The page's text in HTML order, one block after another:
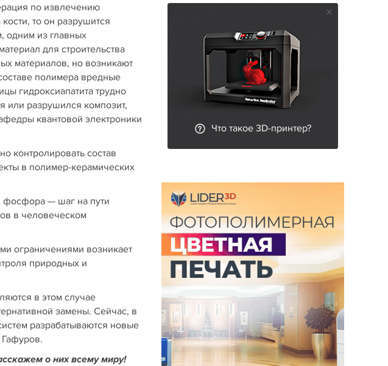
по извлечению
то он разрушится
одним из главных
для строительства
материалов, но возникают
полимера вредные
гидроксиапатита трудно
или разрушился композит,
квантовой электроники
контролировать состав
в полимер-керамических
фосфора — шаг на пути
в человеческом
ограничениями возникает
природных и
в этом случае
замены. Сейчас, в
разрабатываются новые
о них всему миру!
Что такое 3D-принтер?